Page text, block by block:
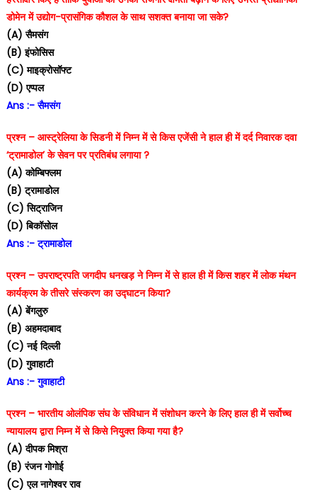
डोमेन में उद्योग-प्रासंगिक कौशल के साथ सशक्त बनाया जा सके?
(A) सैमसंग
(B) इंफोसिस
(C) माइक्रोसॉफ्ट
(D) एप्पल
Ans :- सैमसंग
प्रश्न – आस्ट्रेलिया के सिडनी में निम्न में से किस एजेंसी ने हाल ही में दर्द निवारक दवा
‘ट्रामाडोल’ के सेवन पर प्रतिबंध लगाया ?
(A) कोम्बिफ्लम
(B) ट्रामाडोल
(C) सिट्राजिन
(D) बिकॉसोल
Ans :- ट्रामाडोल
प्रश्न – उपराष्ट्रपति जगदीप धनखड़ ने निम्न में से हाल ही में किस शहर में लोक मंथन
कार्यक्रम के तीसरे संस्करण का उद्घाटन किया?
(A) बेंगलुरु
(B) अहमदाबाद
(C) नई दिल्ली
(D) गुवाहाटी
Ans :- गुवाहाटी
प्रश्न – भारतीय ओलंपिक संघ के संविधान में संशोधन करने के लिए हाल ही में सर्वोच्च
न्यायालय द्वारा निम्न में से किसे नियुक्त किया गया है?
(A) दीपक मिश्रा
(B) रंजन गोगोई
(C) एल नागेश्वर राव